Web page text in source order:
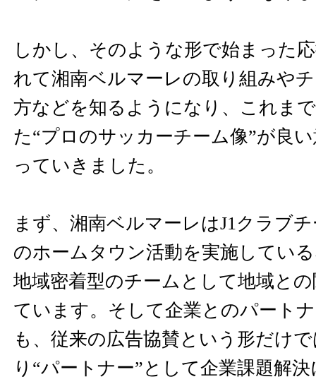
しかし、そのような形で始まった
れて湘南ベルマーレの取り組みや
方などを知るようになり、これま
た“プロのサッカーチーム像”が良
っていきました。
まず、湘南ベルマーレはJ1クラブ
のホームタウン活動を実施してい
地域密着型のチームとして地域と
ています。そして企業とのパート
も、従来の広告協賛という形だけ
り“パートナー”として企業課題解